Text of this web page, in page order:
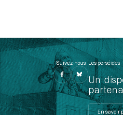
Suivez-nous Les perséides
Un
En savoir